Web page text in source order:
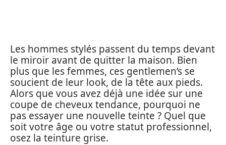
Les hommes stylés passent du temps devant
le miroir avant de quitter la maison. Bien
plus que les femmes, ces gentlemen’s se
soucient de leur look, de la tête aux pieds.
Alors que vous avez déjà une idée sur une
coupe de cheveux tendance, pourquoi ne
pas essayer une nouvelle teinte ? Quel que
soit votre âge ou votre statut professionnel,
osez la teinture grise.